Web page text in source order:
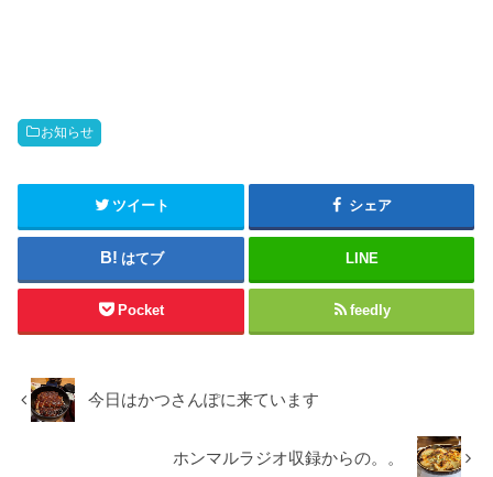
お知らせ
ツイート シェア
はてブ LINE
Pocket feedly
今日はかつさんぽに来ています
ホンマルラジオ収録からの。。